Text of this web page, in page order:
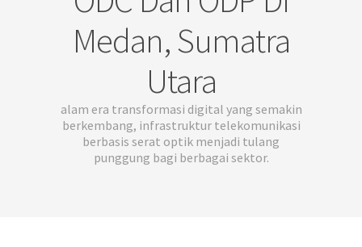
Medan, Sumatra
Utara
alam era transformasi digital yang semakin
berkembang, infrastruktur telekomunikasi
berbasis serat optik menjadi tulang
punggung bagi berbagai sektor.